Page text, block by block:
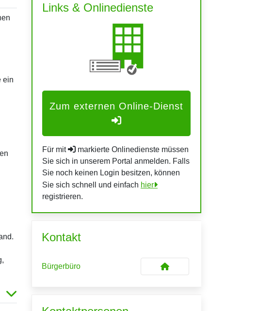
ein
Links & Onlinedienste
Zum externen Online-Dienst
Für mit
markierte Onlinedienste müssen
Sie sich in unserem Portal anmelden. Falls
Sie noch keinen Login besitzen, können
Sie sich schnell und einfach hier
registrieren.
Kontakt
Bürgerbüro